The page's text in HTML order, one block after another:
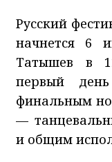
Русский
начнется 6
Татышев в
первый
финальным
—
и общим